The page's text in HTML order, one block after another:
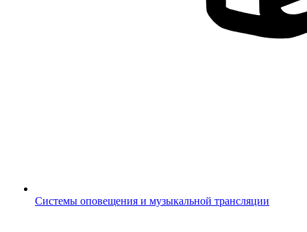
Системы оповещения и музыкальной трансляции